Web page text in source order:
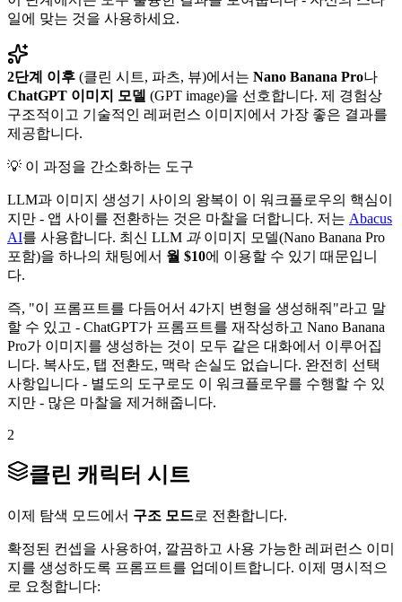
일에 맞는 것을 사용하세요.
2단계 이후 (클린 시트, 파츠, 뷰)에서는 Nano Banana Pro나
ChatGPT 이미지 모델 (GPT image)을 선호합니다. 제 경험상
구조적이고 기술적인 레퍼런스 이미지에서 가장 좋은 결과를
제공합니다.
💡 이 과정을 간소화하는 도구
LLM과 이미지 생성기 사이의 왕복이 이 워크플로우의 핵심이
지만 - 앱 사이를 전환하는 것은 마찰을 더합니다. 저는 Abacus
AI를 사용합니다. 최신 LLM 과이미지 모델(Nano Banana Pro
포함)을 하나의 채팅에서 월 $10에 이용할 수 있기 때문입니
다.
즉, "이 프롬프트를 다듬어서 4가지 변형을 생성해줘"라고 말
할 수 있고 - ChatGPT가 프롬프트를 재작성하고 Nano Banana
Pro가 이미지를 생성하는 것이 모두 같은 대화에서 이루어집
니다. 복사도, 탭 전환도, 맥락 손실도 없습니다. 완전히 선택
사항입니다 - 별도의 도구로도 이 워크플로우를 수행할 수 있
지만 - 많은 마찰을 제거해줍니다.
2
클린 캐릭터 시트
이제 탐색 모드에서 구조 모드로 전환합니다.
확정된 컨셉을 사용하여, 깔끔하고 사용 가능한 레퍼런스 이미
지를 생성하도록 프롬프트를 업데이트합니다. 이제 명시적으
로 요청합니다: